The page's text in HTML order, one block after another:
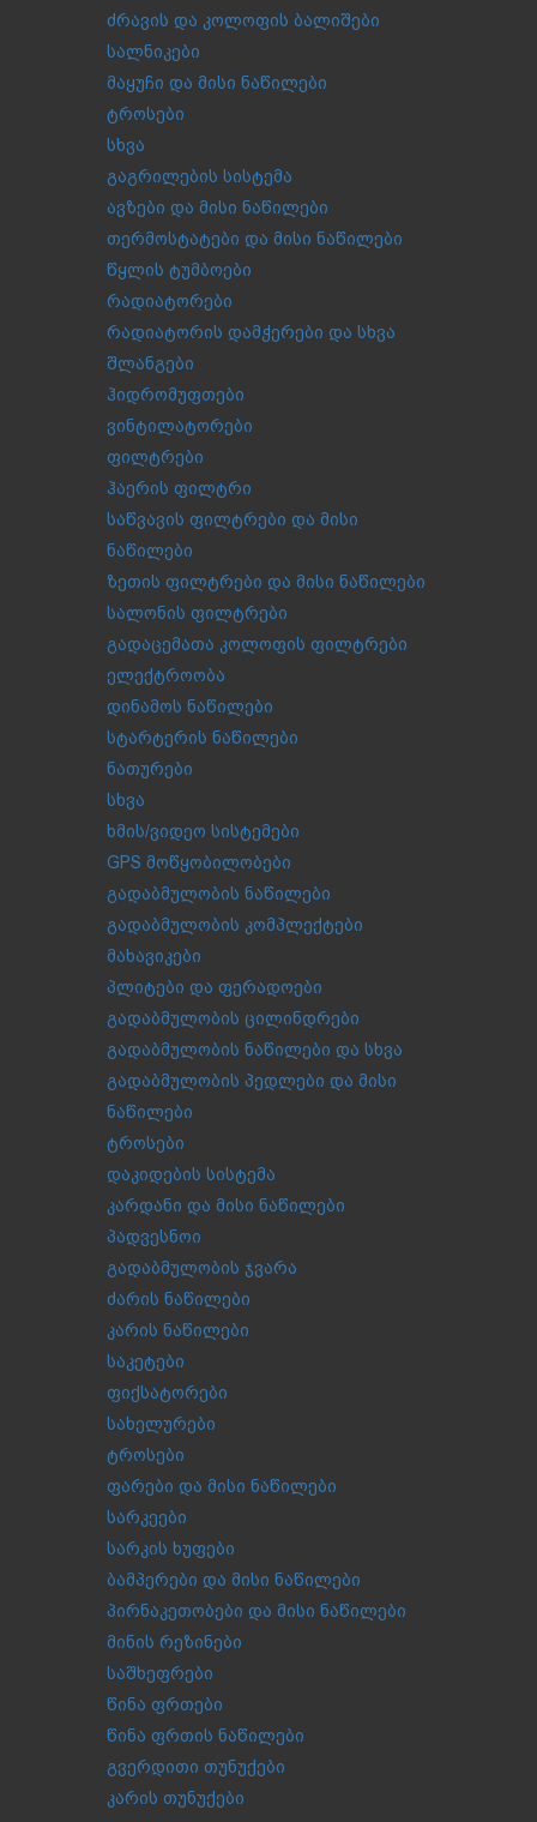
ძრავის და კოლოფის ბალიშები
სალნიკები
მაყუჩი და მისი ნაწილები
ტროსები
სხვა
გაგრილების სისტემა
ავზები და მისი ნაწილები
თერმოსტატები და მისი ნაწილები
წყლის ტუმბოები
რადიატორები
რადიატორის დამჭერები და სხვა
შლანგები
ჰიდრომუფთები
ვინტილატორები
ფილტრები
ჰაერის ფილტრი
საწვავის ფილტრები და მისი
ნაწილები
ზეთის ფილტრები და მისი ნაწილები
სალონის ფილტრები
გადაცემათა კოლოფის ფილტრები
ელექტროობა
დინამოს ნაწილები
სტარტერის ნაწილები
ნათურები
სხვა
ხმის/ვიდეო სისტემები
GPS მოწყობილობები
გადაბმულობის ნაწილები
გადაბმულობის კომპლექტები
მახავიკები
პლიტები და ფერადოები
გადაბმულობის ცილინდრები
გადაბმულობის ნაწილები და სხვა
გადაბმულობის პედლები და მისი
ნაწილები
ტროსები
დაკიდების სისტემა
კარდანი და მისი ნაწილები
პადვესნოი
გადაბმულობის ჯვარა
ძარის ნაწილები
კარის ნაწილები
საკეტები
ფიქსატორები
სახელურები
ტროსები
ფარები და მისი ნაწილები
სარკეები
სარკის ხუფები
ბამპერები და მისი ნაწილები
პირნაკეთობები და მისი ნაწილები
მინის რეზინები
საშხეფრები
წინა ფრთები
წინა ფრთის ნაწილები
გვერდითი თუნუქები
კარის თუნუქები